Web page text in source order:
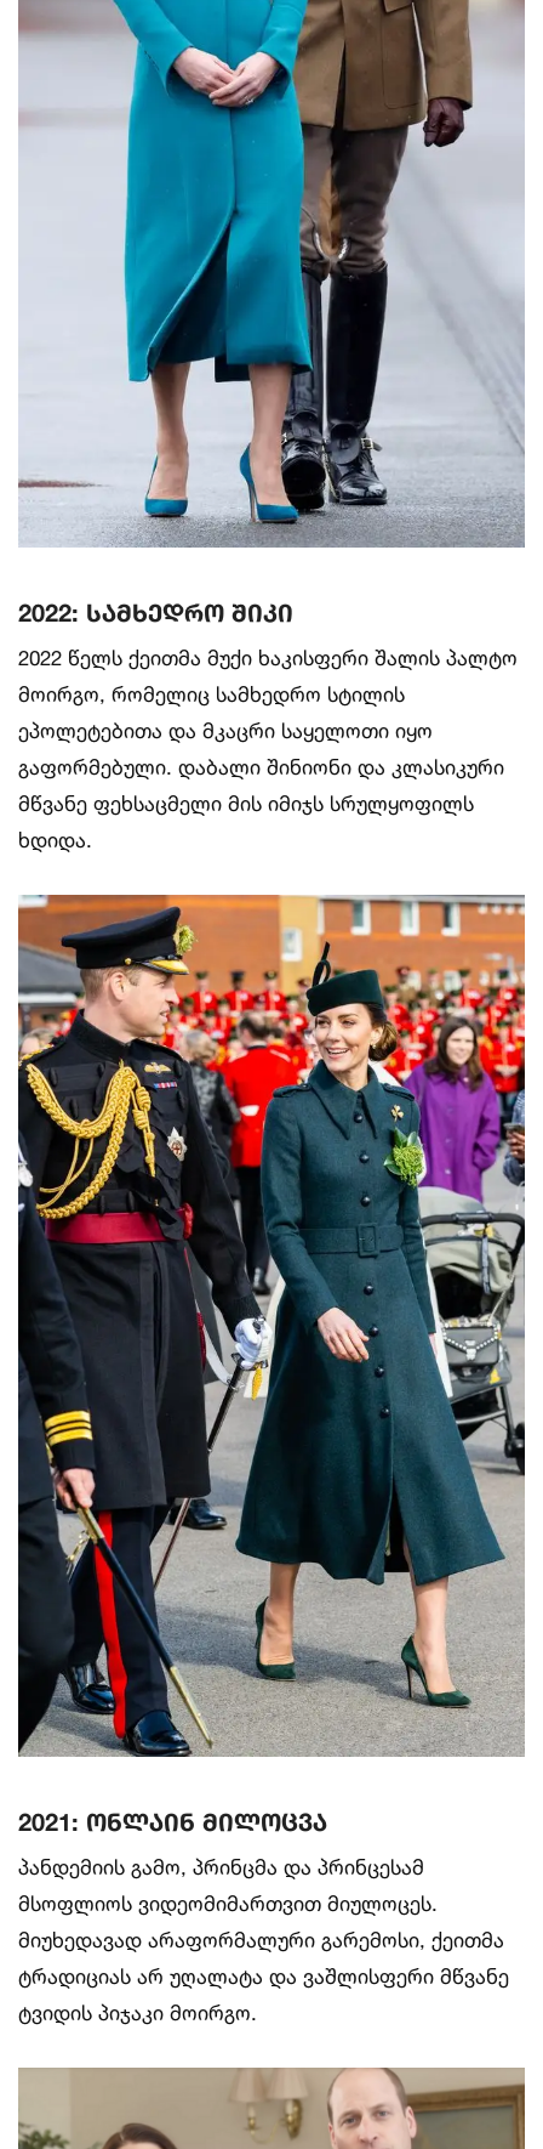
2022: სამხედრო შიკი
2022 წელს ქეითმა მუქი ხაკისფერი შალის პალტო
მოირგო, რომელიც სამხედრო სტილის
ეპოლეტებითა და მკაცრი საყელოთი იყო
გაფორმებული. დაბალი შინიონი და კლასიკური
მწვანე ფეხსაცმელი მის იმიჯს სრულყოფილს
ხდიდა.
2021: ონლაინ მილოცვა
პანდემიის გამო, პრინცმა და პრინცესამ
მსოფლიოს ვიდეომიმართვით მიულოცეს.
მიუხედავად არაფორმალური გარემოსი, ქეითმა
ტრადიციას არ უღალატა და ვაშლისფერი მწვანე
ტვიდის პიჯაკი მოირგო.